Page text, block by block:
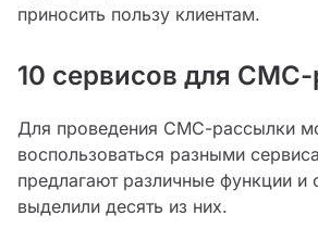
приносить пользу клиентам.
10 сервисов для
Для проведения СМС-рассылки
воспользоваться разными
предлагают различные функции
выделили десять из них.